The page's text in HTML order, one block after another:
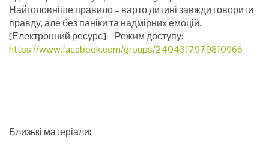
Найголовніше правило – варто дитині завжди говорити
правду, але без паніки та надмірних емоцій. –
[Електронний ресурс] – Режим доступу:
https://www.facebook.com/groups/2404317979810966
Близькі матеріали: